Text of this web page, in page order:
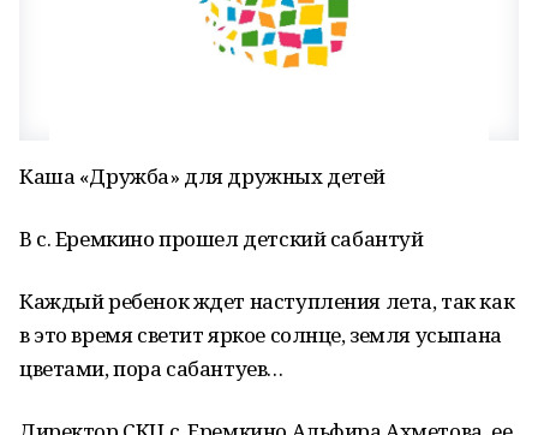
Каша «Дружба» для дружных детей
В с. Еремкино прошел детский сабантуй
Каждый ребенок ждет наступления лета, так как
в это время светит яркое солнце, земля усыпана
цветами, пора сабантуев…